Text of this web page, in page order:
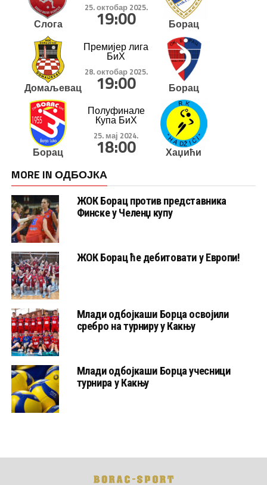
Слога
25. октобар 2025.
19:00 Борац
Домаљевац
Премијер лига
БиХ
28. октобар 2025.
19:00 Борац
Борац
Полуфинале
Купа БиХ
25. мај 2024.
18:00 Хаџићи
MORE IN ОДБОЈКА
ЖОК Борац против представника
Финске у Челенџ купу
ЖОК Борац ће дебитовати у Европи!
Млади одбојкаши Борца освојили
сребро на турниру у Какњу
Млади одбојкаши Борца учесници
турнира у Какњу